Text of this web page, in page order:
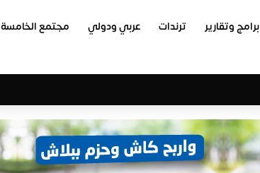
برامج وتقارير ترندات عربي ودولي مجتمع الخامسة